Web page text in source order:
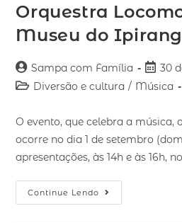
Orquestra
Museu do
Sampa com Família
30
Diversão e cultura / Música
O evento, que celebra a música,
ocorre no dia 1 de setembro
apresentações, às 14h e às 16h,
Continue Lendo